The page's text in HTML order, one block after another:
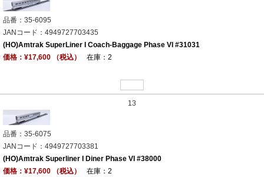
品番：35-6095
JANコード：4949727703435
(HO)Amtrak SuperLiner I Coach-Baggage Phase VI #31031
価格：¥17,600 （税込）
在庫：2
13
品番：35-6075
JANコード：4949727703381
(HO)Amtrak Superliner I Diner Phase VI #38000
価格：¥17,600 （税込）
在庫：2